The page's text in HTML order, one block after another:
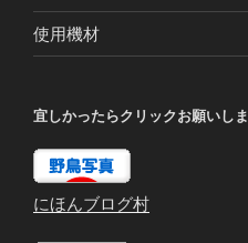
使用機材
宜しかったらクリックお願いしま
にほんブログ村